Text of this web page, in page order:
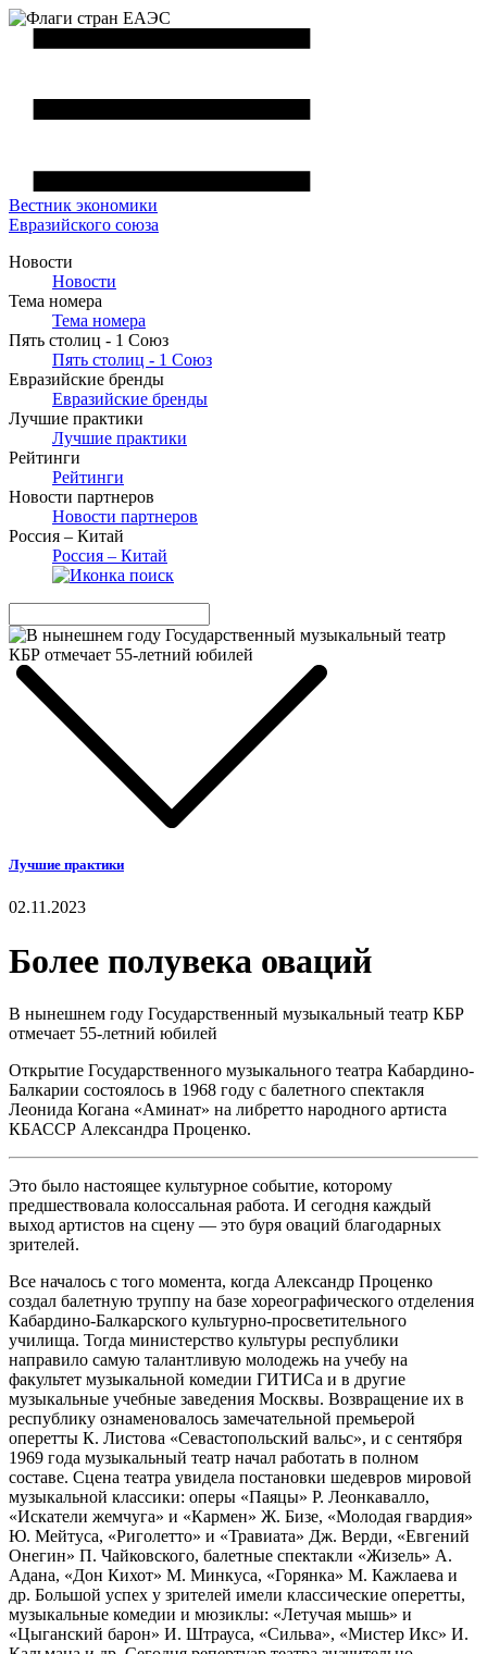
Вестник экономики
Евразийского союза
Новости
Новости
Тема номера
Тема номера
Пять столиц - 1 Союз
Пять столиц - 1 Союз
Евразийские бренды
Евразийские бренды
Лучшие практики
Лучшие практики
Рейтинги
Рейтинги
Новости партнеров
Новости партнеров
Россия – Китай
Россия – Китай
Лучшие практики
02.11.2023
Более полувека оваций
В нынешнем году Государственный музыкальный театр КБР
отмечает 55-летний юбилей
Открытие Государственного музыкального театра Кабардино-
Балкарии состоялось в 1968 году с балетного спектакля
Леонида Когана «Аминат» на либретто народного артиста
КБАССР Александра Проценко.
Это было настоящее культурное событие, которому
предшествовала колоссальная работа. И сегодня каждый
выход артистов на сцену — это буря оваций благодарных
зрителей.
Все началось с того момента, когда Александр Проценко
создал балетную труппу на базе хореографического отделения
Кабардино-Балкарского культурно-просветительного
училища. Тогда министерство культуры республики
направило самую талантливую молодежь на учебу на
факультет музыкальной комедии ГИТИСа и в другие
музыкальные учебные заведения Москвы. Возвращение их в
республику ознаменовалось замечательной премьерой
оперетты К. Листова «Севастопольский вальс», и с сентября
1969 года музыкальный театр начал работать в полном
составе. Сцена театра увидела постановки шедевров мировой
музыкальной классики: оперы «Паяцы» Р. Леонкавалло,
«Искатели жемчуга» и «Кармен» Ж. Бизе, «Молодая гвардия»
Ю. Мейтуса, «Риголетто» и «Травиата» Дж. Верди, «Евгений
Онегин» П. Чайковского, балетные спектакли «Жизель» А.
Адана, «Дон Кихот» М. Минкуса, «Горянка» М. Кажлаева и
др. Большой успех у зрителей имели классические оперетты,
музыкальные комедии и мюзиклы: «Летучая мышь» и
«Цыганский барон» И. Штрауса, «Сильва», «Мистер Икс» И.